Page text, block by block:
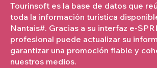
Tourinsoft es la base de datos que
toda la información turística
Nantais#. Gracias a su interfaz e-
profesional puede actualizar su
garantizar una promoción fiable y
nuestros medios.